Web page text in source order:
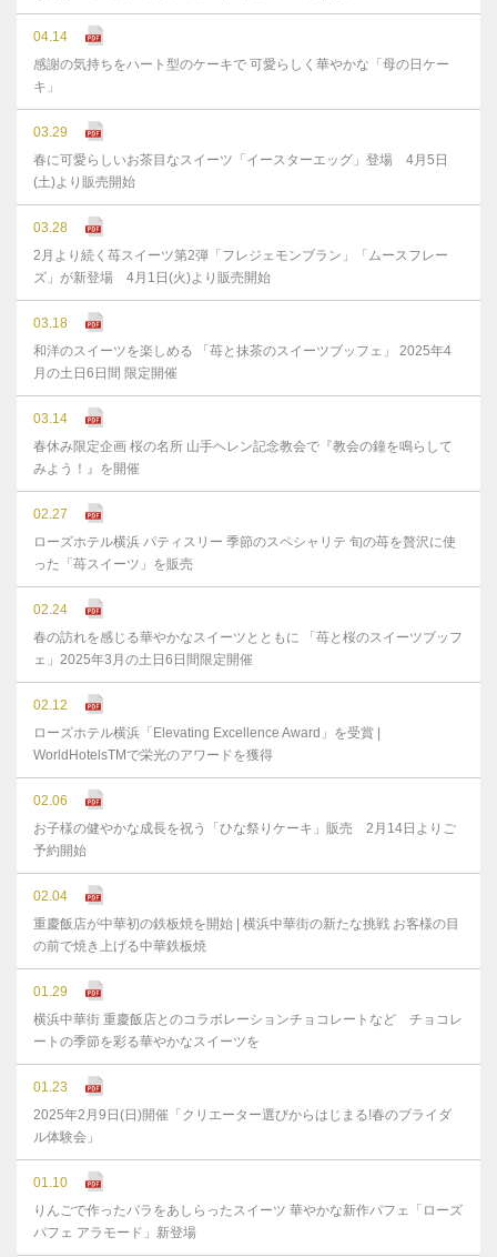
04.14
感謝の気持ちをハート型のケーキで 可愛らしく華やかな「母の日ケー
キ」
03.29
春に可愛らしいお茶目なスイーツ「イースターエッグ」登場 4月5日
(土)より販売開始
03.28
2月より続く苺スイーツ第2弾「フレジェモンブラン」「ムースフレー
ズ」が新登場 4月1日(火)より販売開始
03.18
和洋のスイーツを楽しめる 「苺と抹茶のスイーツブッフェ」 2025年4
月の土日6日間 限定開催
03.14
春休み限定企画 桜の名所 山手ヘレン記念教会で『教会の鐘を鳴らして
みよう！』を開催
02.27
ローズホテル横浜 パティスリー 季節のスペシャリテ 旬の苺を贅沢に使
った「苺スイーツ」を販売
02.24
春の訪れを感じる華やかなスイーツとともに 「苺と桜のスイーツブッフ
ェ」2025年3月の土日6日間限定開催
02.12
ローズホテル横浜「Elevating Excellence Award」を受賞 |
WorldHotelsTMで栄光のアワードを獲得
02.06
お子様の健やかな成⻑を祝う「ひな祭りケーキ」販売 2月14日よりご
予約開始
02.04
重慶飯店が中華初の鉄板焼を開始 | 横浜中華街の新たな挑戦 お客様の目
の前で焼き上げる中華鉄板焼
01.29
横浜中華街 重慶飯店とのコラボレーションチョコレートなど チョコレ
ートの季節を彩る華やかなスイーツを
01.23
2025年2月9日(日)開催「クリエーター選びからはじまる!春のブライダ
ル体験会」
01.10
りんごで作ったバラをあしらったスイーツ 華やかな新作パフェ「ローズ
パフェ アラモード」新登場